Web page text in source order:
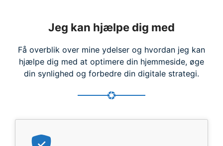
Jeg kan hjælpe dig med
Få overblik over mine ydelser og hvordan jeg kan
hjælpe dig med at optimere din hjemmeside, øge
din synlighed og forbedre din digitale strategi.